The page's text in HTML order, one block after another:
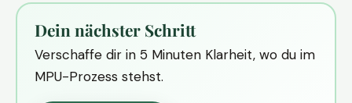
Dein nächster Schritt
Verschaffe dir in 5 Minuten Klarheit, wo du im
MPU-Prozess stehst.